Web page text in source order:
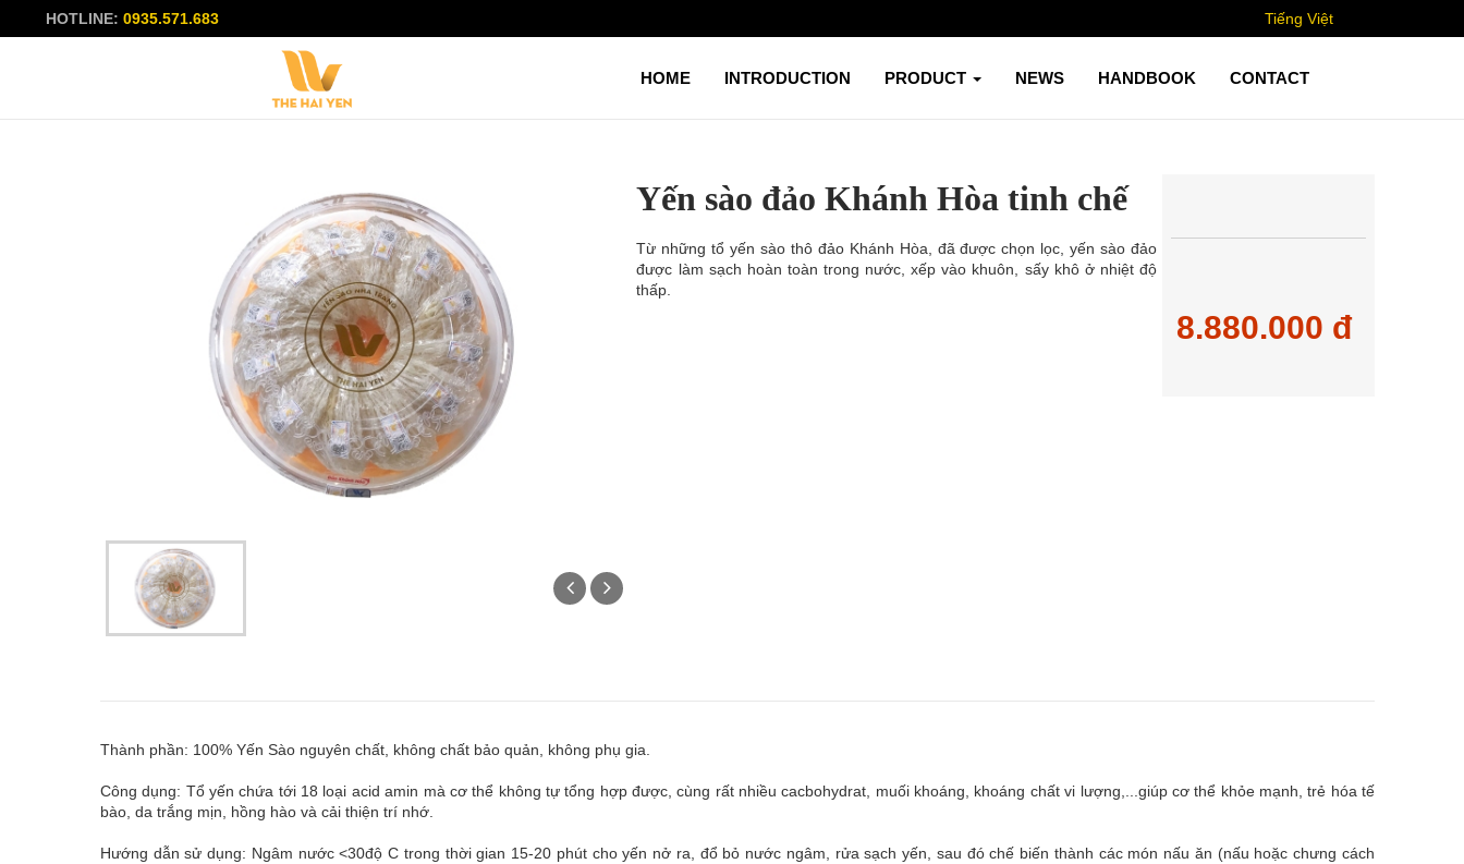
HOTLINE: 0935.571.683 Tiếng Việt
HOME INTRODUCTION PRODUCT NEWS HANDBOOK CONTACT
Yến sào đảo Khánh Hòa tinh chế
Từ những tổ yến sào thô đảo Khánh Hòa, đã được chọn lọc, yến sào đảo
được làm sạch hoàn toàn trong nước, xếp vào khuôn, sấy khô ở nhiệt độ
thấp.
8.880.000 đ
Thành phần: 100% Yến Sào nguyên chất, không chất bảo quản, không phụ gia.
Công dụng: Tổ yến chứa tới 18 loại acid amin mà cơ thể không tự tổng hợp được, cùng rất nhiều cacbohydrat, muối khoáng, khoáng chất vi lượng,...giúp cơ thể khỏe mạnh, trẻ hóa tế
bào, da trắng mịn, hồng hào và cải thiện trí nhớ.
Hướng dẫn sử dụng: Ngâm nước <30độ C trong thời gian 15-20 phút cho yến nở ra, đổ bỏ nước ngâm, rửa sạch yến, sau đó chế biến thành các món nấu ăn (nấu hoặc chưng cách